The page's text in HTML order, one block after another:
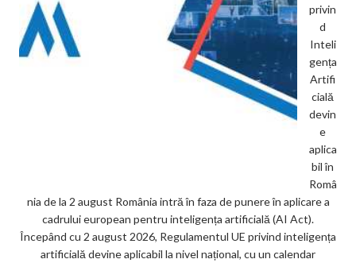
privin
d
Inteli
gența
Artifi
cială
devin
e
aplica
bil în
Româ
nia de la 2 august România intră în faza de punere în aplicare a
cadrului european pentru inteligența artificială (AI Act).
Începând cu 2 august 2026, Regulamentul UE privind inteligența
artificială devine aplicabil la nivel național, cu un calendar